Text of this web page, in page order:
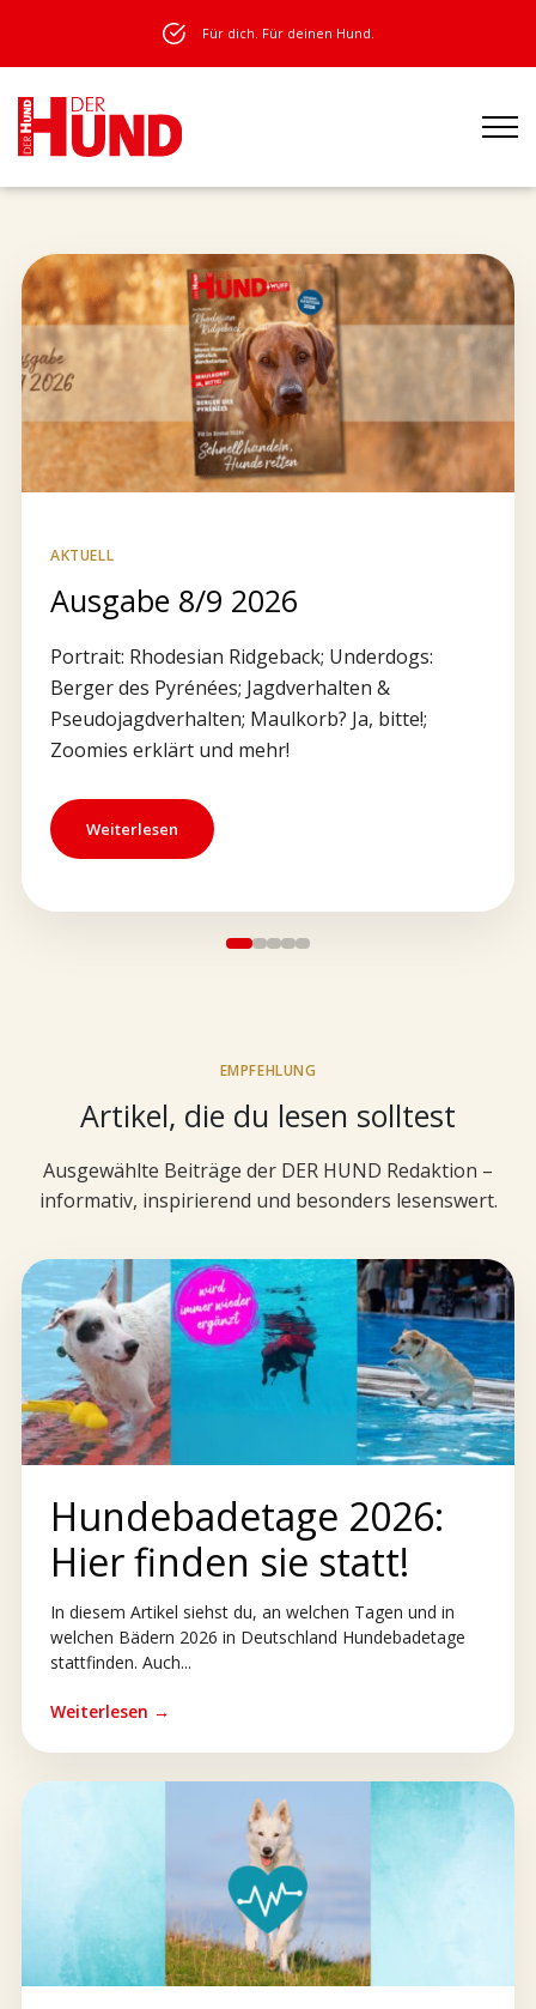
Für dich. Für deinen Hund.
AKTUELL
Ausgabe 8/9 2026
Portrait: Rhodesian Ridgeback; Underdogs:
Berger des Pyrénées; Jagdverhalten &
Pseudojagdverhalten; Maulkorb? Ja, bitte!;
Zoomies erklärt und mehr!
Weiterlesen
EMPFEHLUNG
Artikel, die du lesen solltest
Ausgewählte Beiträge der DER HUND Redaktion –
informativ, inspirierend und besonders lesenswert.
Hundebadetage 2026:
Hier finden sie statt!
In diesem Artikel siehst du, an welchen Tagen und in
welchen Bädern 2026 in Deutschland Hundebadetage
stattfinden. Auch...
Weiterlesen →